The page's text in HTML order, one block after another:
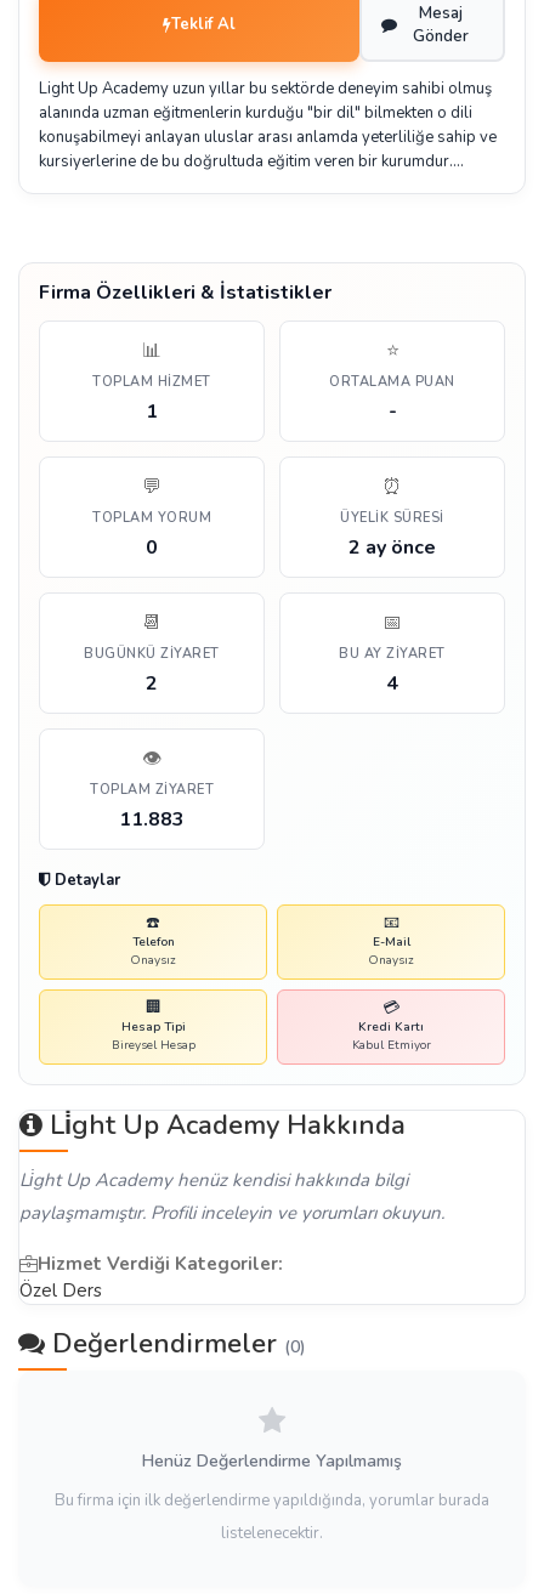
Teklif Al
Mesaj
Gönder
Light Up Academy uzun yıllar bu sektörde deneyim sahibi olmuş
alanında uzman eğitmenlerin kurduğu "bir dil" bilmekten o dili
konuşabilmeyi anlayan uluslar arası anlamda yeterliliğe sahip ve
kursiyerlerine de bu doğrultuda eğitim veren bir kurumdur.…
Firma Özellikleri & İstatistikler
📊
TOPLAM HIZMET
1
⭐
ORTALAMA PUAN
-
💬
TOPLAM YORUM
0
⏰
ÜYELIK SÜRESI
2 ay önce
📆
BUGÜNKÜ ZIYARET
2
📅
BU AY ZIYARET
4
👁️
TOPLAM ZIYARET
11.883
Detaylar
☎️
Telefon
Onaysız
📧
E-Mail
Onaysız
🏢
Hesap Tipi
Bireysel Hesap
💳
Kredi Kartı
Kabul Etmiyor
Li̇ght Up Academy Hakkında
Li̇ght Up Academy henüz kendisi hakkında bilgi
paylaşmamıştır. Profili inceleyin ve yorumları okuyun.
Hizmet Verdiği Kategoriler:
Özel Ders
Değerlendirmeler (0)
Henüz Değerlendirme Yapılmamış
Bu firma için ilk değerlendirme yapıldığında, yorumlar burada
listelenecektir.